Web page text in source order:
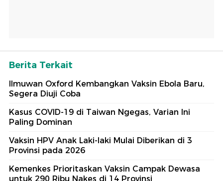
Berita Terkait
Ilmuwan Oxford Kembangkan Vaksin Ebola Baru,
Segera Diuji Coba
Kasus COVID-19 di Taiwan Ngegas, Varian Ini
Paling Dominan
Vaksin HPV Anak Laki-laki Mulai Diberikan di 3
Provinsi pada 2026
Kemenkes Prioritaskan Vaksin Campak Dewasa
untuk 290 Ribu Nakes di 14 Provinsi